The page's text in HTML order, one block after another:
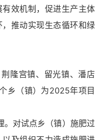
效机制，促进生产主体
推动实现生态循环和绿
宫镇、留光镇、潘店
乡（镇）为2025年项目
对试点乡（镇）施肥过